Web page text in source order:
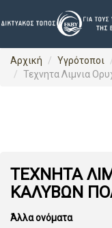
Αρχική Υγρότοποι
Τεχνητα Λιμνια
ΤΕΧΝΗΤΑ
ΚΑΛΥΒΩΝ
Άλλα ονόματα